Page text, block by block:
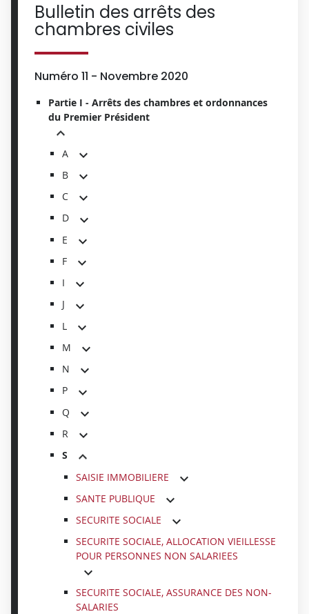
Bulletin des arrêts des
chambres civiles
Numéro 11 - Novembre 2020
Partie I - Arrêts des chambres et ordonnances
du Premier Président
A
B
C
D
E
F
I
J
L
M
N
P
Q
R
S
SAISIE IMMOBILIERE
SANTE PUBLIQUE
SECURITE SOCIALE
SECURITE SOCIALE, ALLOCATION VIEILLESSE
POUR PERSONNES NON SALARIEES
SECURITE SOCIALE, ASSURANCE DES NON-
SALARIES